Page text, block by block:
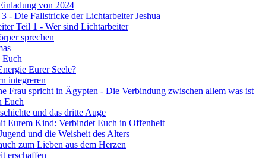
von 2024
- Die Fallstricke der Lichtarbeiter Jeshua
Teil 1 - Wer sind Lichtarbeiter
sprechen
Euch
Eurer Seele?
integreren
Frau spricht in Ägypten - Die Verbindung zwischen allem was ist
Euch
und das dritte Auge
Eurem Kind: Verbindet Euch in Offenheit
und die Weisheit des Alters
zum Lieben aus dem Herzen
erschaffen